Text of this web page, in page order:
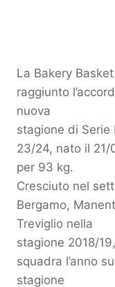
La Bakery
raggiunto
nuova
stagione di Serie
23/24, nato il
per 93 kg.
Cresciuto nel
Bergamo,
Treviglio nella
stagione 2018/
squadra l’anno
stagione